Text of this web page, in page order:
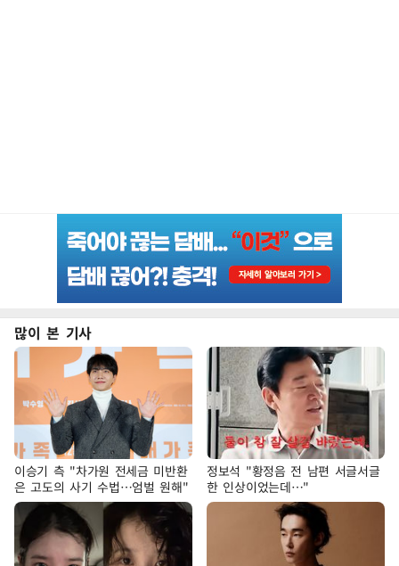
많이 본 기사
이승기 측 "차가원 전세금 미반환
은 고도의 사기 수법…엄벌 원해"
정보석 "황정음 전 남편 서글서글
한 인상이었는데…"